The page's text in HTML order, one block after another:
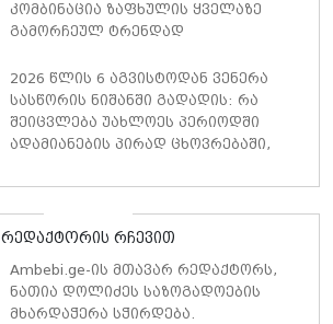
კომბინაცია ზაფხულის ყველაზე
გამორჩეულ ტრენდად
2026 წლის 6 აგვისტოდან ვენერა
სასწორის ნიშანში გადადის: რა
შეიცვლება უახლოეს პერიოდში
ადამიანების პირად ცხოვრებაში,
ურთიერთობებში
რედაქტორის რჩევით
Ambebi.ge-ის მთავარ რედაქტორს,
ნათია დოლიძეს საზოგადოების
მხარდაჭერა სჭირდება.